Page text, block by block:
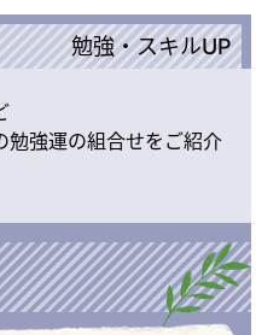
勉強・スキルUP
勉強運の組合せをご紹介